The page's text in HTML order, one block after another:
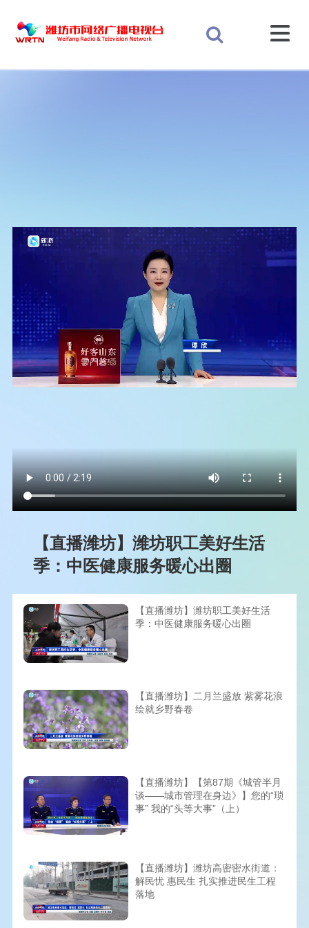
【直播潍坊】潍坊职工美好生活
季：中医健康服务暖心出圈
【直播潍坊】潍坊职工美好生活
季：中医健康服务暖心出圈
【直播潍坊】二月兰盛放 紫雾花浪
绘就乡野春卷
【直播潍坊】【第87期《城管半月
谈——城市管理在身边》】您的“琐
事” 我的“头等大事”（上）
【直播潍坊】潍坊高密密水街道：
解民忧 惠民生 扎实推进民生工程
落地